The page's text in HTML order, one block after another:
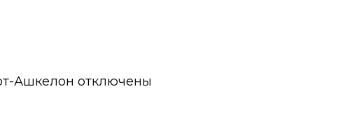
Ашкелон отключены